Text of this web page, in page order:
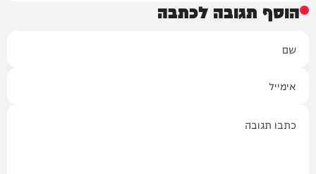
הוסף תגובה לכתבה